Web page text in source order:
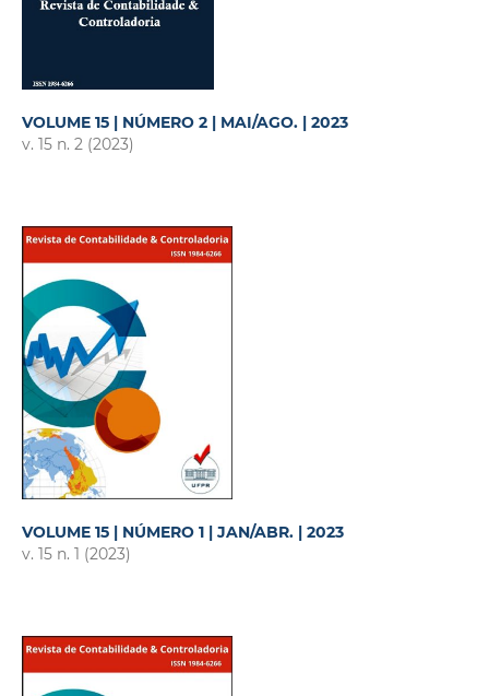
VOLUME 15 | NÚMERO 2 | MAI/AGO. | 2023
v. 15 n. 2 (2023)
VOLUME 15 | NÚMERO 1 | JAN/ABR. | 2023
v. 15 n. 1 (2023)